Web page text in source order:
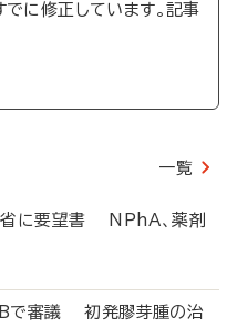
でに修正しています。記事
一覧
省に要望書 NPhA、薬剤
Bで審議 初発膠芽腫の治